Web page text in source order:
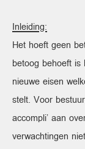
Inleiding:
Het hoeft geen
betoog behoeft
nieuwe eisen
stelt. Voor
accompli’ aan
verwachtingen